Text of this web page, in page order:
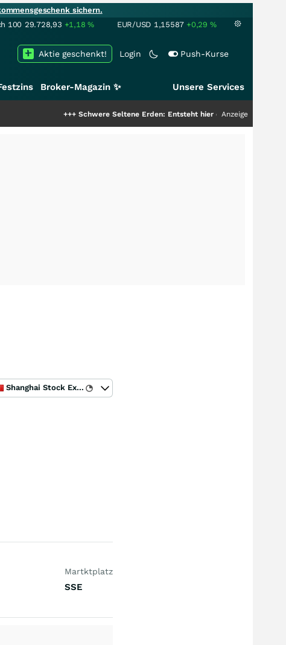
sichern.
100 29.728,93 +1,18% EUR/USD 1,15587 +0,29 %
Login Push-Kurse
Aktie geschenkt!
Broker-Magazin ✨ Unsere Services
Schwere Seltene Erden: Entsteht hier die nächste Milliardenstory?
Anzeige
Shanghai Stock Exchange
Martktplatz
SSE